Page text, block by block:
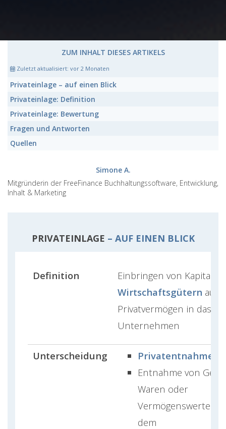
ZUM INHALT DIESES ARTIKELS
Zuletzt aktualisiert: vor 2 Monaten
Privateinlage – auf einen Blick
Privateinlage: Definition
Privateinlage: Bewertung
Fragen und Antworten
Quellen
Simone A.
Mitgründerin der FreeFinance Buchhaltungssoftware, Entwicklung,
Inhalt & Marketing
PRIVATEINLAGE – AUF EINEN BLICK
Definition
Einbringen von Kapital
Wirtschaftsgütern aus
Privatvermögen in das
Unternehmen
Unterscheidung
Privatentnahme
Entnahme von Geld,
Waren oder
Vermögenswerten
dem